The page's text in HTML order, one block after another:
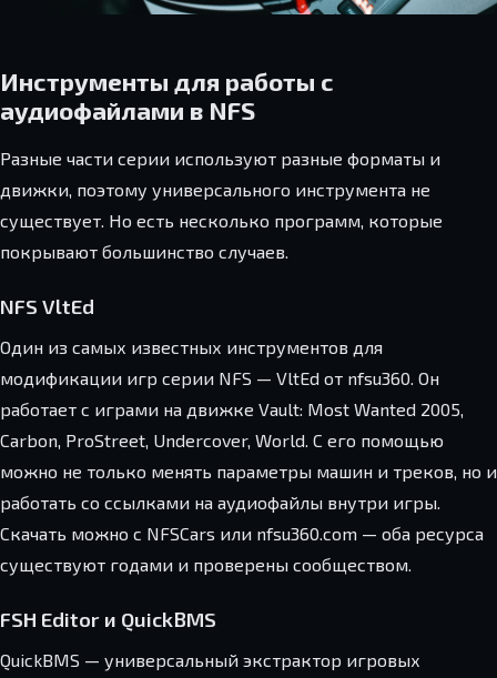
Инструменты для работы с
аудиофайлами в NFS
Разные части серии используют разные форматы и
движки, поэтому универсального инструмента не
существует. Но есть несколько программ, которые
покрывают большинство случаев.
NFS VltEd
Один из самых известных инструментов для
модификации игр серии NFS — VltEd от nfsu360. Он
работает с играми на движке Vault: Most Wanted 2005,
Carbon, ProStreet, Undercover, World. С его помощью
можно не только менять параметры машин и треков, но и
работать со ссылками на аудиофайлы внутри игры.
Скачать можно с NFSCars или nfsu360.com — оба ресурса
существуют годами и проверены сообществом.
FSH Editor и QuickBMS
QuickBMS — универсальный экстрактор игровых